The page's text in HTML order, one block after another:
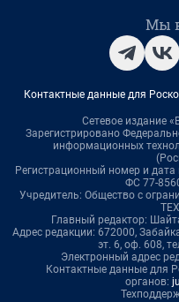
Мы
Контактные данные для
Сетевое издание
Зарегистрировано
информационных
Регистрационный номер и
ФС 77-
Учредитель: Общество с
Главный редактор:
Адрес редакции: 672000,
эт. 6, оф. 608,
Электронный адрес
Контактные данные для
органов: